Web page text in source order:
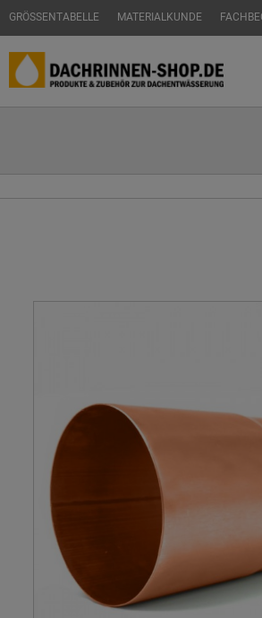
GRÖSSENTABELLE MATERIALKUNDE